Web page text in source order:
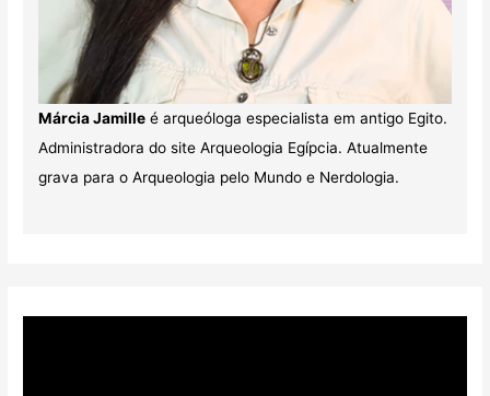
Márcia Jamilleé arqueóloga especialista em antigo Egito.
Administradora do site Arqueologia Egípcia. Atualmente
grava para o Arqueologia pelo Mundo e Nerdologia.